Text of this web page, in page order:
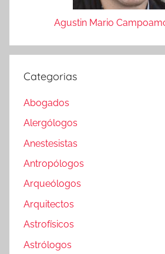
Agustin Mario
Categorias
Abogados
Alergólogos
Anestesistas
Antropólogos
Arqueólogos
Arquitectos
Astrofísicos
Astrólogos